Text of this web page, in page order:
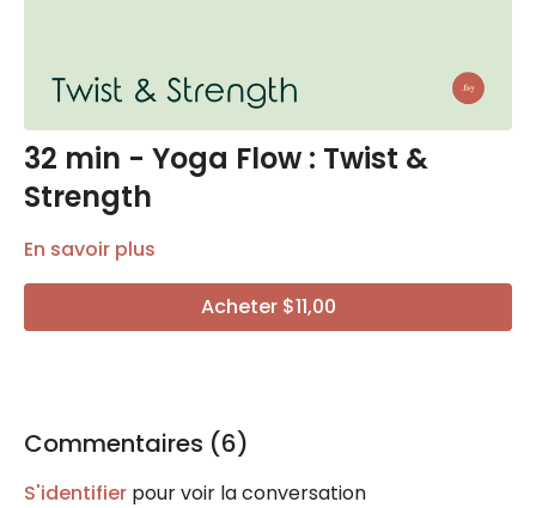
32 min - Yoga Flow : Twist &
Strength
En savoir plus
Acheter $11,00
Commentaires (6)
S'identifier pour voir la conversation